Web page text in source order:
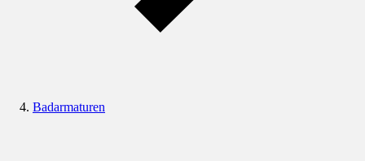
Badarmaturen